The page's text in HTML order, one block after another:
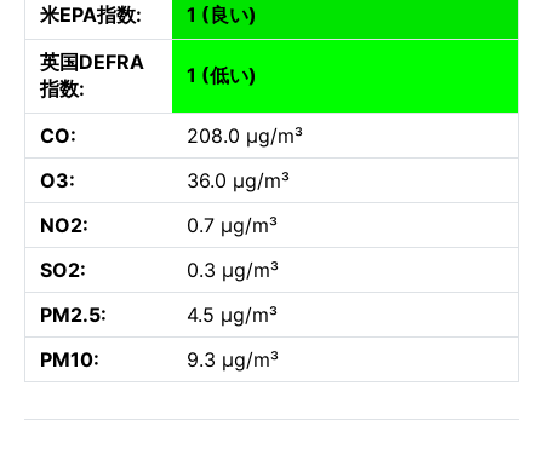
米EPA指数:
1 (良い)
英国DEFRA
指数:
1 (低い)
CO:
208.0 µg/m³
O3:
36.0 µg/m³
NO2:
0.7 µg/m³
SO2:
0.3 µg/m³
PM2.5:
4.5 µg/m³
PM10:
9.3 µg/m³